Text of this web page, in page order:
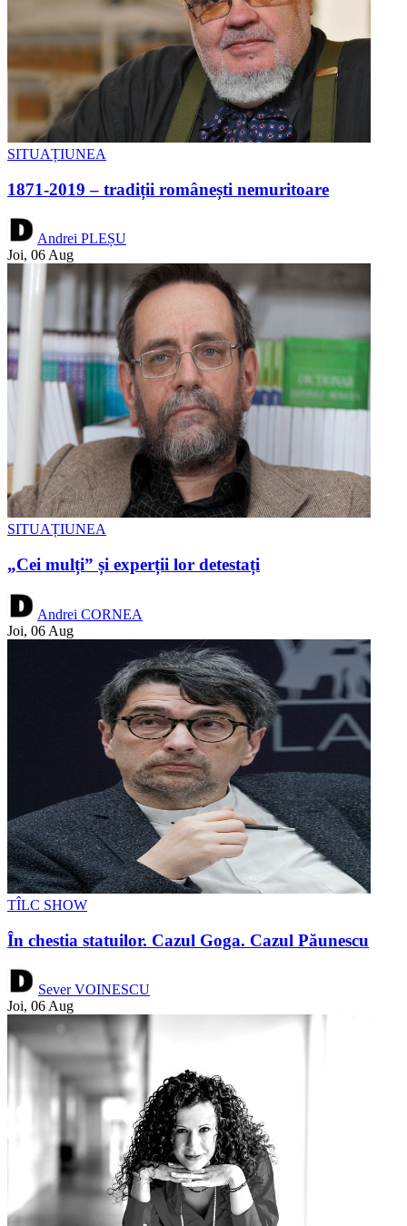
SITUAȚIUNEA
1871-2019 – tradiții românești nemuritoare
Andrei PLEȘU
Joi, 06 Aug
SITUAȚIUNEA
„Cei mulți” și experții lor detestați
Andrei CORNEA
Joi, 06 Aug
TÎLC SHOW
În chestia statuilor. Cazul Goga. Cazul Păunescu
Sever VOINESCU
Joi, 06 Aug